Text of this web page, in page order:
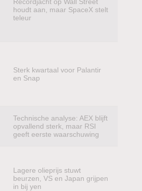
houdt aan, maar SpaceX stelt
teleur
Sterk kwartaal voor Palantir
en Snap
Technische analyse: AEX blijft
opvallend sterk, maar RSI
geeft eerste waarschuwing
Lagere olieprijs stuwt
beurzen, VS en Japan grijpen
in bij yen